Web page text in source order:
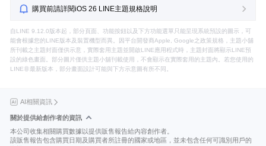
購買前請詳閱iOS 26 LINE主題規格說明
自LINE 9.12.0版本起，部分頁面、功能按鈕以及下方功能選單只能呈現系統預設的圖示，可
能會根據您的LINE版本及裝置機型而異。因平台開發商Apple, Google之政策規格，主題小舖
所刊載之主題封面僅供示意，實際套用主題並開啟LINE應用程式時，主題封面將顯示LINE預
設的綠色畫面。部分圖片僅供主題小舖刊載使用，不會顯示在實際套用的主題內。若您使用的
LINE非最新版本，部分畫面設計可能與下方示意圖有所不同。
AI相關資訊
關於提供給創作者的資訊
本公司收集相關購買數據以提供販售報告給內容創作者。
該販售報告包含購買日期及購買者所註冊的國家或地區，並未包含任何可識別用戶的